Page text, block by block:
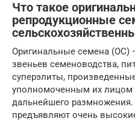
Что такое
репродукционные
Оригинальные семена (ОС)
звеньев семеноводства,
суперэлиты,
уполномоченным их лицом
дальнейшего
предъявляют очень